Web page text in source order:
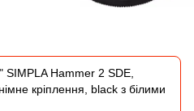
SIMPLA Hammer 2 SDE,
кріплення, black з білими